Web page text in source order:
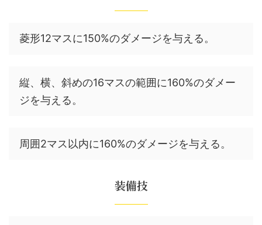
菱形12マスに150%のダメージを与える。
縦、横、斜めの16マスの範囲に160%のダメー
ジを与える。
周囲2マス以内に160%のダメージを与える。
装備技